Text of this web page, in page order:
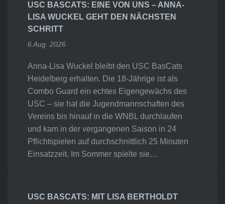
USC BASCATS: EINE VON UNS – ANNA-
LISA WUCKEL GEHT DEN NÄCHSTEN
SCHRITT
6 Aug. 2026
Anna-Lisa Wuckel bleibt den USC BasCats
Heidelberg erhalten. Die 18-Jährige ist als
Combo Guard ein echtes Eigengewächs des
USC – sie hat die Jugendmannschaften des
Vereins bis hinauf in die WNBL durchlaufen
und kam in der vergangenen Saison in 24
Pflichtspielen auf durchschnittlich 25 Minuten
Einsatzzeit. Im Sommer spielte sie…
USC BASCATS: MIT LISA BERTHOLDT